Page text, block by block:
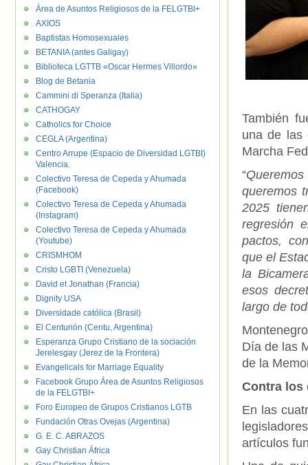
También
una de las
Marcha
“
queremos
2025
regresión
pactos,
que el
la
esos
largo de
Día de las
de la
Contra los
En las
artículos
Área de Asuntos Religiosos de la FELGTBI+
AXIOS
Baptistas Homosexuales
BETANIA (antes Galigay)
Biblioteca LGTTB «Oscar Hermes Villordo»
Blog de Betania
Cammini di Speranza (Italia)
CATHOGAY
Catholics for Choice
CEGLA (Argentina)
Centro Arrupe (Espacio de Diversidad LGTBI)
Valencia.
Colectivo Teresa de Cepeda y Ahumada
(Facebook)
Colectivo Teresa de Cepeda y Ahumada
(Instagram)
Colectivo Teresa de Cepeda y Ahumada
(Youtube)
CRISMHOM
Cristo LGBTI (Venezuela)
David et Jonathan (Francia)
Dignity USA
Diversidade católica (Brasil)
El Centurión (Centu, Argentina)
Esperanza Grupo Cristiano de la sociación
Jerelesgay (Jerez de la Frontera)
Evangelicals for Marriage Equality
Facebook Grupo Área de Asuntos Religiosos
de la FELGTBI+
Foro Europeo de Grupos Cristianos LGTB
Fundación Otras Ovejas (Argentina)
G. E. C. ABRAZOS
Gay Christian África